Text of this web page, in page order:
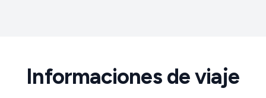
Informaciones de viaje